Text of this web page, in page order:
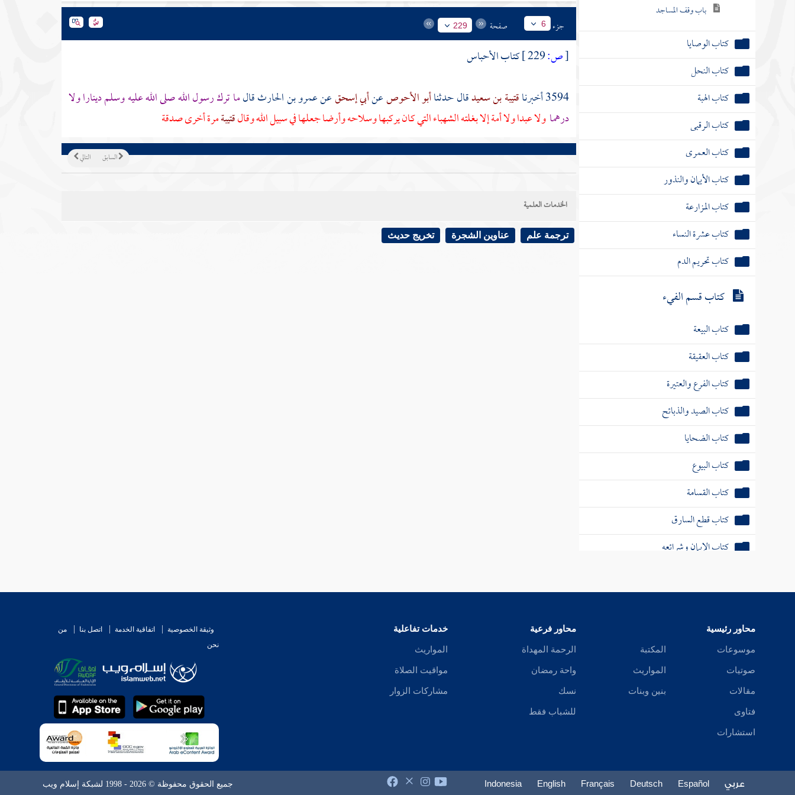
باب وقف المساجد
كتاب الوصايا
كتاب النحل
كتاب الهبة
كتاب الرقبى
كتاب العمرى
كتاب الأيمان والنذور
كتاب المزارعة
كتاب عشرة النساء
كتاب تحريم الدم
كتاب قسم الفيء
كتاب البيعة
كتاب العقيقة
كتاب الفرع والعتيرة
كتاب الصيد والذبائح
كتاب الضحايا
كتاب البيوع
كتاب القسامة
كتاب قطع السارق
كتاب الإيمان وشرائعه
كتاب الاستعاذة
كتاب الأشربة
جزء 6 صفحة 229
[ص:
كتاب الأحباس
3594 أخبرنا
قتيبة بن سعيدقال حدثناأبو الأحوصعنأبي إسحقعنعمرو بن الحارثقالما ترك رسول الله صلى الله عليه وسلم دينارا ولا
درهماولا عبدا ولا أمة إلا بغلته الشهباء التي كان يركبها وسلاحه وأرضا جعلها في سبيل الله وقالقتيبةمرة أخرى صدقة
التالي السابق
الخدمات العلمية
ترجمة علم عناوين الشجرة تخريج حديث
محاور رئيسية
موسوعات
صوتيات
مقالات
فتاوى
استشارات
المكتبة
المواريث
بنين وبنات
محاور فرعية
الرحمة المهداة
واحة رمضان
نسك
للشباب فقط
خدمات تفاعلية
المواريث
مواقيت الصلاة
مشاركات الزوار
وثيقة الخصوصية اتفاقية الخدمة اتصل بنا
من
نحن
عربي Español
Deutsch
Français
English
Indonesia جميع الحقوق محفوظة © 2026 - 1998 لشبكة إسلام ويب